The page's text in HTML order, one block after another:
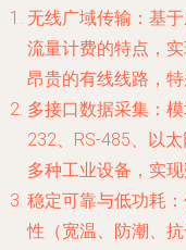
无线广域传输 ：基
流量计费的特点，
昂贵的有线线路，
多接口数据采集 ：
232、RS-485、以
多种工业设备，实现
稳定可靠与低功耗
性（宽温、防潮、